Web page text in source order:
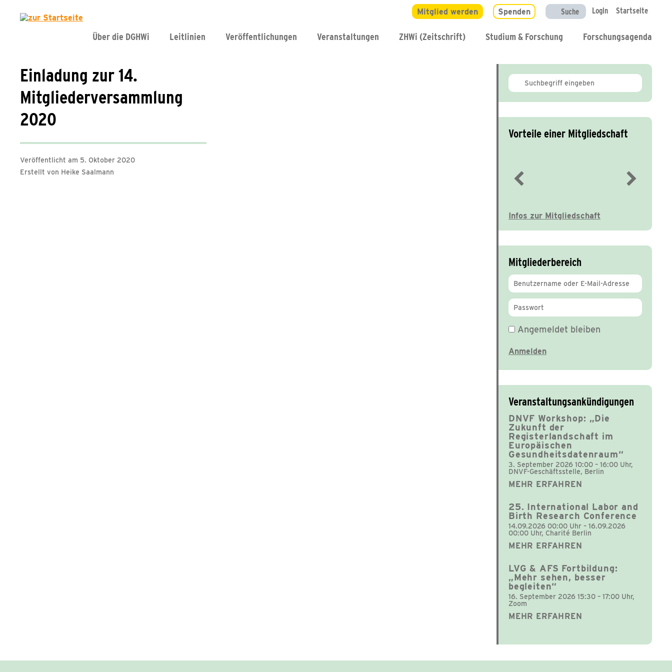
Mitglied werden Spenden Suche Login Startseite
Über die DGHWi Leitlinien Veröffentlichungen Veranstaltungen ZHWi (Zeitschrift) Studium & Forschung Forschungsagenda
Einladung zur 14.
Mitgliederversammlung
2020
Veröffentlicht am 5. Oktober 2020
Erstellt von Heike Saalmann
Vorteile einer Mitgliedschaft
Infos zur Mitgliedschaft
Mitgliederbereich
Angemeldet bleiben
Veranstaltungsankündigungen
DNVF Workshop: „Die
Zukunft der
Registerlandschaft im
Europäischen
Gesundheitsdatenraum“
3. September 2026 10:00 – 16:00 Uhr,
DNVF-Geschäftsstelle, Berlin
MEHR ERFAHREN
25. International Labor and
Birth Research Conference
14.09.2026 00:00 Uhr – 16.09.2026
00:00 Uhr, Charité Berlin
MEHR ERFAHREN
LVG & AFS Fortbildung:
„Mehr sehen, besser
begleiten“
16. September 2026 15:30 – 17:00 Uhr,
Zoom
MEHR ERFAHREN